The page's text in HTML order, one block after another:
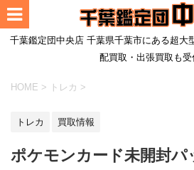
千葉鑑定団中央店 千葉県千葉市にある超
配買取・出張買取も受
HOME > トレカ >
トレカ 買取情報
ポケモンカード未開封パ